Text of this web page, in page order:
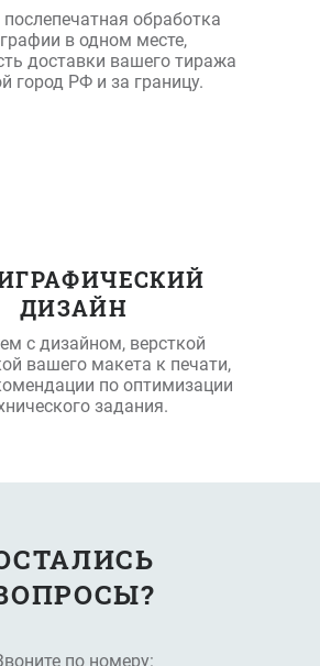
послепечатная обработка
в одном месте,
доставки вашего тиража
город РФ и за границу.
ДИЗАЙН
с дизайном, версткой
вашего макета к печати,
по оптимизации
задания.
по номеру: